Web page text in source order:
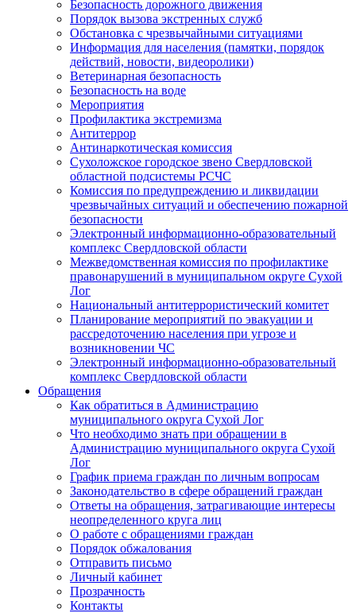
Безопасность дорожного движения
Порядок вызова экстренных служб
Обстановка с чрезвычайными ситуациями
Информация для населения (памятки, порядок
действий, новости, видеоролики)
Ветеринарная безопасность
Безопасность на воде
Мероприятия
Профилактика экстремизма
Антитеррор
Антинаркотическая комиссия
Сухоложское городское звено Свердловской
областной подсистемы РСЧС
Комиссия по предупреждению и ликвидации
чрезвычайных ситуаций и обеспечению пожарной
безопасности
Электронный информационно-образовательный
комплекс Cвердловской области
Межведомственная комиссия по профилактике
правонарушений в муниципальном округе Сухой
Лог
Национальный антитеррористический комитет
Планирование мероприятий по эвакуации и
рассредоточению населения при угрозе и
возникновении ЧС
Электронный информационно-образовательный
комплекс Свердловской области
Обращения
Как обратиться в Администрацию
муниципального округа Сухой Лог
Что необходимо знать при обращении в
Администрацию муниципального округа Сухой
Лог
График приема граждан по личным вопросам
Законодательство в сфере обращений граждан
Ответы на обращения, затрагивающие интересы
неопределенного круга лиц
О работе с обращениями граждан
Порядок обжалования
Отправить письмо
Личный кабинет
Прозрачность
Контакты